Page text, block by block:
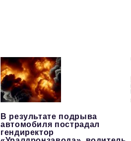
В результате подрыва
автомобиля пострадал
гендиректор